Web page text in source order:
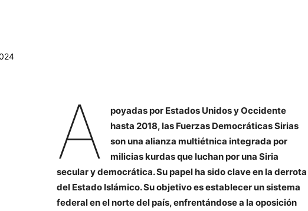
A
poyadas por Estados Unidos y Occidente
hasta 2018, las Fuerzas Democráticas Sirias
son una alianza multiétnica integrada por
milicias kurdas que luchan por una Siria
secular y democrática. Su papel ha sido clave en la derrota
del Estado Islámico. Su objetivo es establecer un sistema
federal en el norte del país, enfrentándose a la oposición